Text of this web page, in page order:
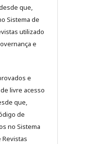
que,
Sistema de
utilizado
e
e
livre acesso
que,
de
no Sistema
Revistas